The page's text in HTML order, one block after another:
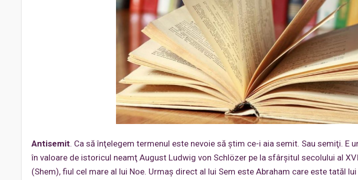
Antisemit. Ca să înţelegem termenul este nevoie să ştim ce-i aia semit. Sau semiţi. E
în valoare de istoricul neamţ August Ludwig von Schlözer pe la sfârşitul secolului al
(Shem), fiul cel mare al lui Noe. Urmaş direct al lui Sem este Abraham care este tatăl